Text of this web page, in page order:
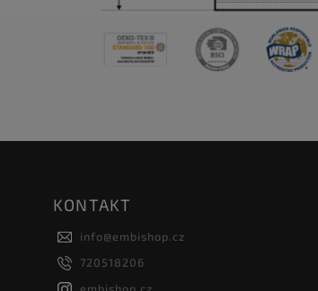
KONTAKT
info@embishop.cz
720518206